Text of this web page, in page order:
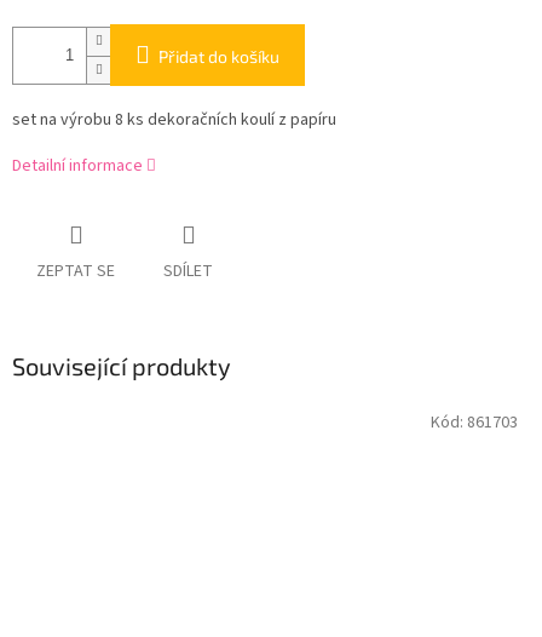
Přidat do košíku
set na výrobu 8 ks dekoračních koulí z papíru
Detailní informace
ZEPTAT SE SDÍLET
Související produkty
Kód: 861703